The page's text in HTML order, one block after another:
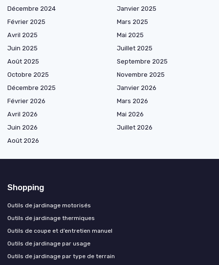
Décembre 2024
Janvier 2025
Février 2025
Mars 2025
Avril 2025
Mai 2025
Juin 2025
Juillet 2025
Août 2025
Septembre 2025
Octobre 2025
Novembre 2025
Décembre 2025
Janvier 2026
Février 2026
Mars 2026
Avril 2026
Mai 2026
Juin 2026
Juillet 2026
Août 2026
Shopping
Outils de jardinage motorisés
Outils de jardinage thermiques
Outils de coupe et d’entretien manuel
Outils de jardinage par usage
Outils de jardinage par type de terrain